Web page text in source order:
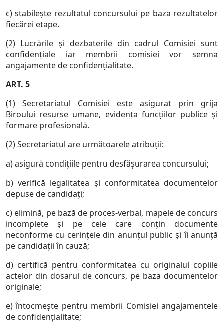
c) stabileşte rezultatul concursului pe baza rezultatelor
fiecărei etape.
(2) Lucrările şi dezbaterile din cadrul Comisiei sunt
confidenţiale iar membrii comisiei vor semna
angajamente de confidenţialitate.
ART. 5
(1) Secretariatul Comisiei este asigurat prin grija
Biroului resurse umane, evidenţa funcţiilor publice şi
formare profesională.
(2) Secretariatul are următoarele atribuţii:
a) asigură condiţiile pentru desfăşurarea concursului;
b) verifică legalitatea şi conformitatea documentelor
depuse de candidaţi;
c) elimină, pe bază de proces-verbal, mapele de concurs
incomplete şi pe cele care conţin documente
neconforme cu cerinţele din anunţul public şi îi anunţă
pe candidaţii în cauză;
d) certifică pentru conformitatea cu originalul copiile
actelor din dosarul de concurs, pe baza documentelor
originale;
e) întocmeşte pentru membrii Comisiei angajamentele
de confidenţialitate;